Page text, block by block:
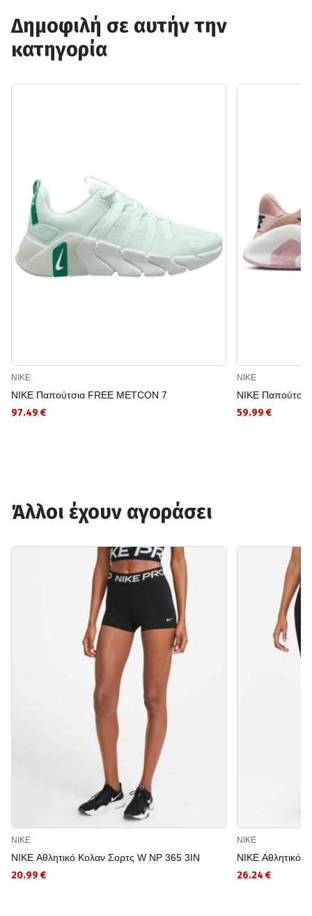
Δημοφιλή σε αυτήν την
κατηγορία
NIKE
NIKE Παπούτσια FREE METCON 7
97.49 €
NIKE
NIKE
59.99 €
Άλλοι έχουν αγοράσει
NIKE
NIKE Αθλητικό Κολαν Σορτς W NP 365 3IN
20.99 €
NIKE
NIKE Αθλητικό
26.24 €